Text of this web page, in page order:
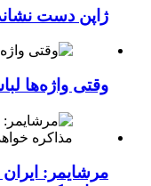
ژاپن دست
وقتی واژه‌ها
مرشایمر: